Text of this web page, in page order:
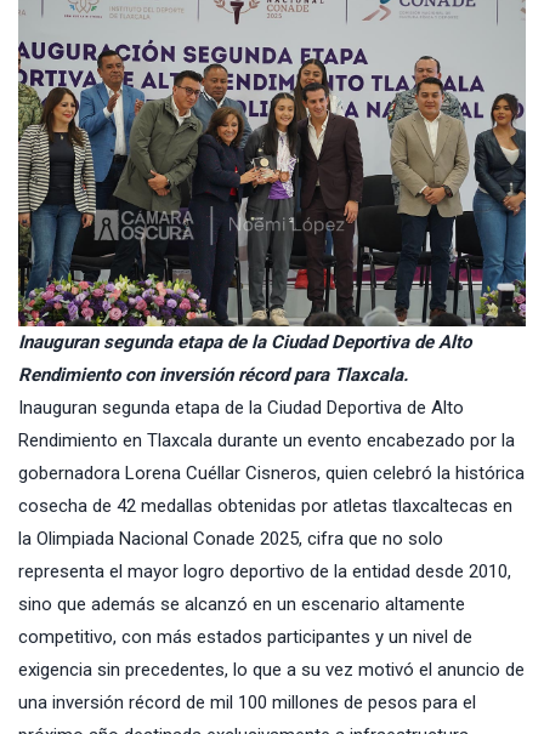
Inauguran segunda etapa de la Ciudad Deportiva de Alto
Rendimiento con inversión récord para Tlaxcala.
Inauguran segunda etapa de la Ciudad Deportiva de Alto
Rendimiento en Tlaxcala durante un evento encabezado por la
gobernadora Lorena Cuéllar Cisneros, quien celebró la histórica
cosecha de 42 medallas obtenidas por atletas tlaxcaltecas en
la Olimpiada Nacional Conade 2025, cifra que no solo
representa el mayor logro deportivo de la entidad desde 2010,
sino que además se alcanzó en un escenario altamente
competitivo, con más estados participantes y un nivel de
exigencia sin precedentes, lo que a su vez motivó el anuncio de
una inversión récord de mil 100 millones de pesos para el